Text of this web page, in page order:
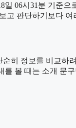
06시31분 기준
판단하기보다
히 정보를 비교하
볼 때는 소개 문